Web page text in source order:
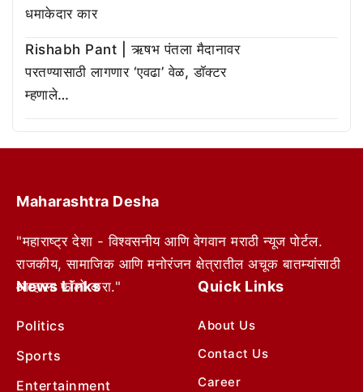
धमाकेदार कार
Rishabh Pant | ऋषभ पंतला मैदानावर
परतण्यासाठी लागणार ‘एवढा’ वेळ, डॉक्टर
म्हणाले…
Maharashtra Desha
"महाराष्ट्र देशा - विश्वसनीय आणि वेगवान मराठी न्यूज पोर्टल.
राजकीय, सामाजिक आणि मनोरंजन क्षेत्रातील अचूक बातम्यांसाठी
आम्हाला फॉलो करा."
News Links
Politics
Sports
Entertainment
Quick Links
About Us
Contact Us
Career